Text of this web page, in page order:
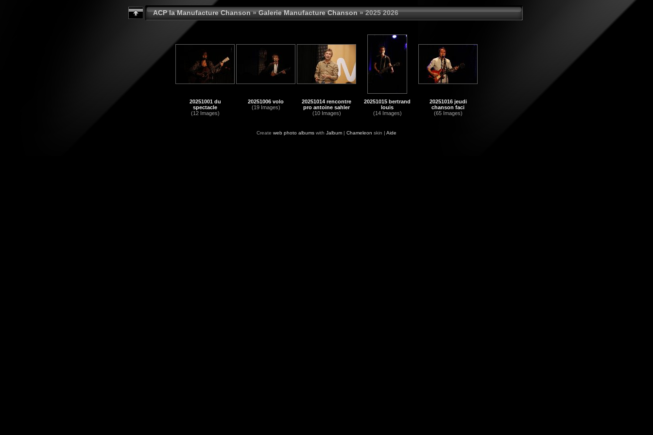
ACP la Manufacture Chanson»Galerie Manufacture Chanson» 2025 2026
20251001 du
spectacle
(12 Images)
20251006 volo
(19 Images)
20251014 rencontre
pro antoine sahler
(10 Images)
20251015 bertrand
louis
(14 Images)
20251016 jeudi
chanson faci
(65 Images)
Create web photo albums with Jalbum | Chameleon skin | Aide